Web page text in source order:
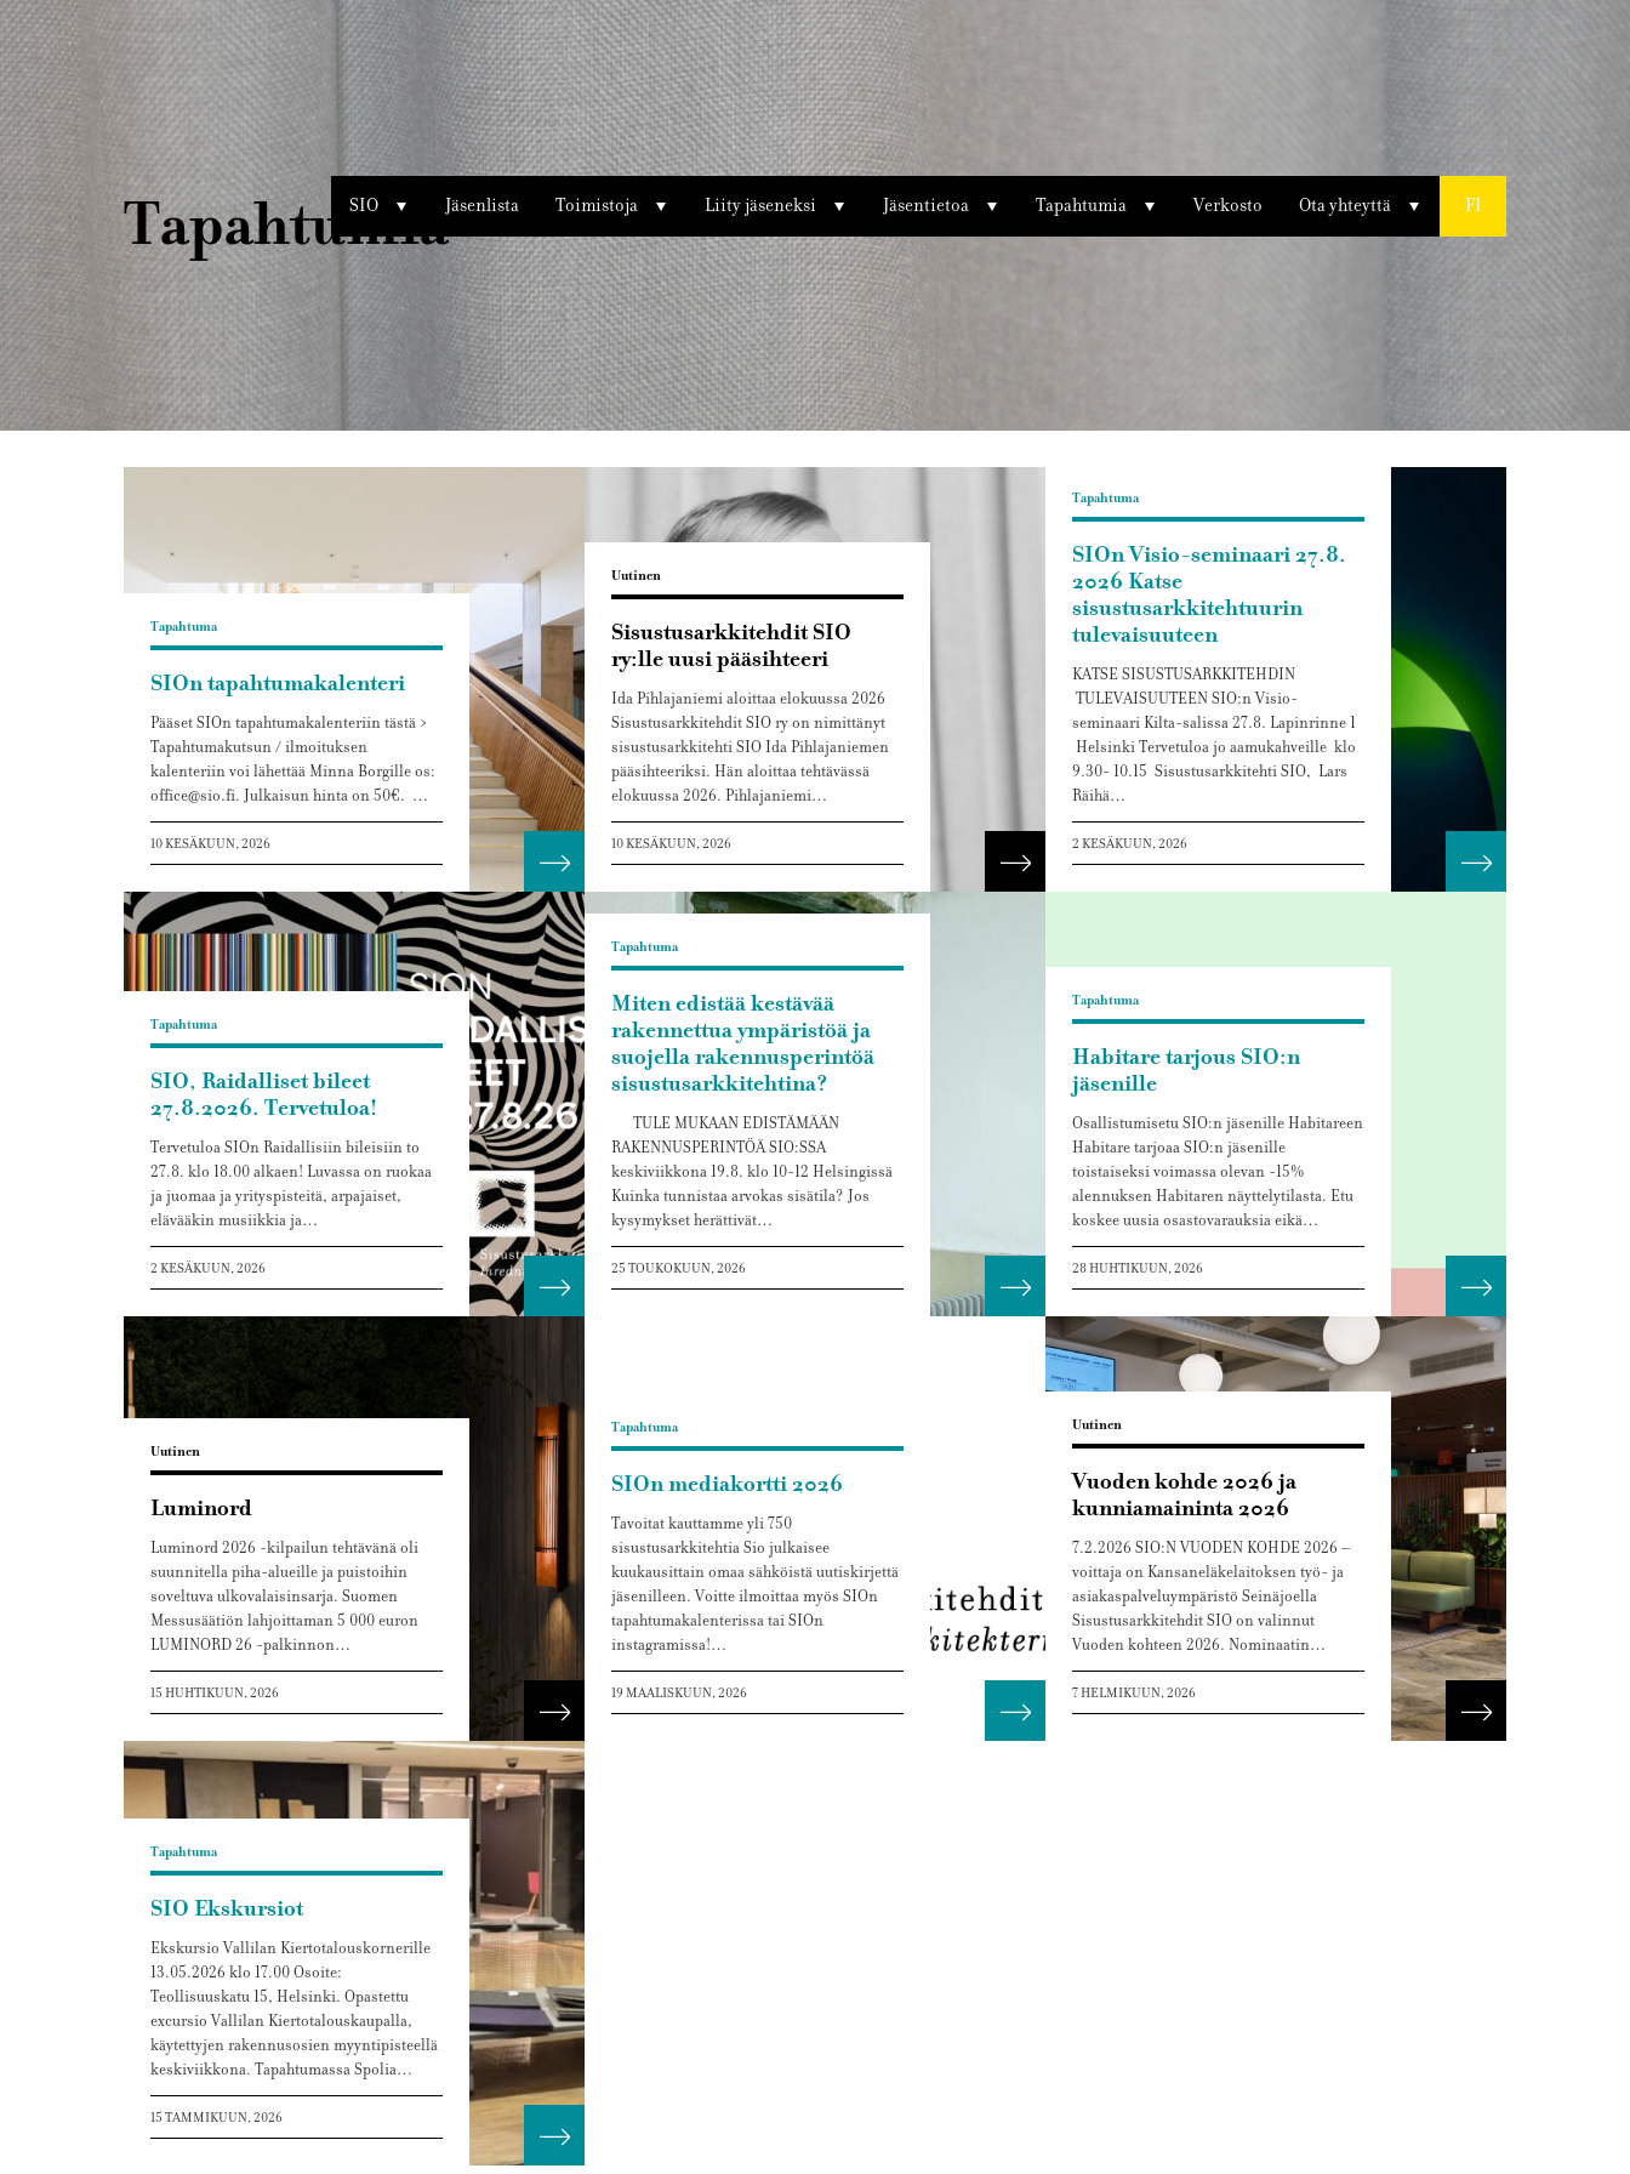
Sisustusarkkitehdit
SIO
SIO Jäsenlista Toimistoja Liity jäseneksi Jäsentietoa Tapahtumia Verkosto Ota yhteyttä FI
Tapahtumia
Tapahtuma
SIOn tapahtumakalenteri
Pääset SIOn tapahtumakalenteriin tästä >
Tapahtumakutsun / ilmoituksen
kalenteriin voi lähettää Minna Borgille os:
office@sio.fi. Julkaisun hinta on 50€. …
10 KESÄKUUN, 2026 Lue lisää
Uutinen
Sisustusarkkitehdit SIO
ry:lle uusi pääsihteeri
Ida Pihlajaniemi aloittaa elokuussa 2026
Sisustusarkkitehdit SIO ry on nimittänyt
sisustusarkkitehti SIO Ida Pihlajaniemen
pääsihteeriksi. Hän aloittaa tehtävässä
elokuussa 2026. Pihlajaniemi…
10 KESÄKUUN, 2026 Lue lisää
Tapahtuma
SIOn Visio-seminaari 27.8.
2026 Katse
sisustusarkkitehtuurin
tulevaisuuteen
KATSE SISUSTUSARKKITEHDIN
TULEVAISUUTEEN SIO:n Visio-
seminaari Kilta-salissa 27.8. Lapinrinne 1
Helsinki Tervetuloa jo aamukahveille klo
9.30- 10.15 Sisustusarkkitehti SIO, Lars
Räihä…
2 KESÄKUUN, 2026 Lue lisää
Tapahtuma
SIO, Raidalliset bileet
27.8.2026. Tervetuloa!
Tervetuloa SIOn Raidallisiin bileisiin to
27.8. klo 18.00 alkaen! Luvassa on ruokaa
ja juomaa ja yrityspisteitä, arpajaiset,
elävääkin musiikkia ja…
2 KESÄKUUN, 2026 Lue lisää
Tapahtuma
Miten edistää kestävää
rakennettua ympäristöä ja
suojella rakennusperintöä
sisustusarkkitehtina?
TULE MUKAAN EDISTÄMÄÄN
RAKENNUSPERINTÖÄ SIO:SSA
keskiviikkona 19.8. klo 10-12 Helsingissä
Kuinka tunnistaa arvokas sisätila? Jos
kysymykset herättivät…
25 TOUKOKUUN, 2026 Lue lisää
Tapahtuma
Habitare tarjous SIO:n
jäsenille
Osallistumisetu SIO:n jäsenille Habitareen
Habitare tarjoaa SIO:n jäsenille
toistaiseksi voimassa olevan -15%
alennuksen Habitaren näyttelytilasta. Etu
koskee uusia osastovarauksia eikä…
28 HUHTIKUUN, 2026 Lue lisää
Uutinen
Luminord
Luminord 2026 -kilpailun tehtävänä oli
suunnitella piha-alueille ja puistoihin
soveltuva ulkovalaisinsarja. Suomen
Messusäätiön lahjoittaman 5 000 euron
LUMINORD 26 -palkinnon…
15 HUHTIKUUN, 2026 Lue lisää
Tapahtuma
SIOn mediakortti 2026
Tavoitat kauttamme yli 750
sisustusarkkitehtia Sio julkaisee
kuukausittain omaa sähköistä uutiskirjettä
jäsenilleen. Voitte ilmoittaa myös SIOn
tapahtumakalenterissa tai SIOn
instagramissa!…
19 MAALISKUUN, 2026 Lue lisää
Uutinen
Vuoden kohde 2026 ja
kunniamaininta 2026
7.2.2026 SIO:N VUODEN KOHDE 2026 –
voittaja on Kansaneläkelaitoksen työ- ja
asiakaspalveluympäristö Seinäjoella
Sisustusarkkitehdit SIO on valinnut
Vuoden kohteen 2026. Nominaatin…
7 HELMIKUUN, 2026 Lue lisää
Tapahtuma
SIO Ekskursiot
Ekskursio Vallilan Kiertotalouskornerille
13.05.2026 klo 17.00 Osoite:
Teollisuuskatu 15, Helsinki. Opastettu
excursio Vallilan Kiertotalouskaupalla,
käytettyjen rakennusosien myyntipisteellä
keskiviikkona. Tapahtumassa Spolia…
15 TAMMIKUUN, 2026 Lue lisää